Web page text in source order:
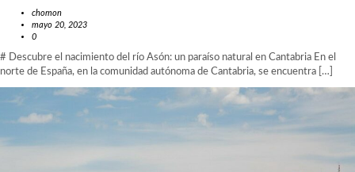
chomon
mayo 20, 2023
0
# Descubre el nacimiento del río Asón: un paraíso natural en Cantabria En el
norte de España, en la comunidad autónoma de Cantabria, se encuentra […]